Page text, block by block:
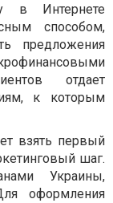
в Интернете
способом,
предложения
отдает
к которым
взять первый
шаг.
Украины,
оформления